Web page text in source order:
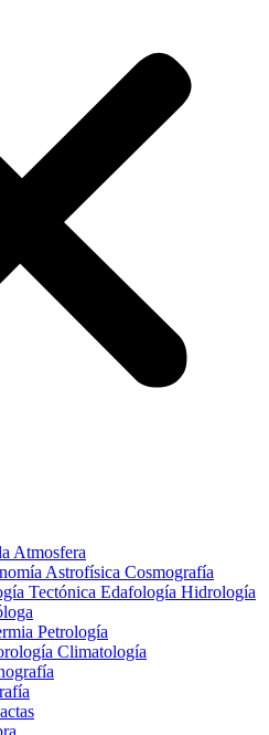
Atmosfera
Astrofísica Cosmografía
Tectónica Edafología Hidrología
Petrología
Climatología